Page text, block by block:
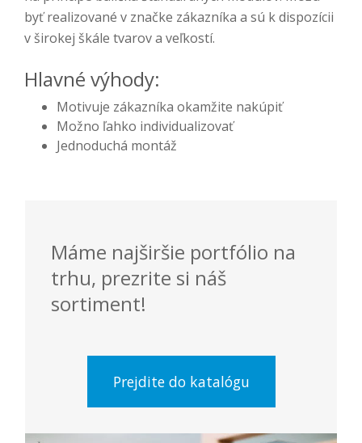
byť realizované v značke zákazníka a sú k dispozícii
v širokej škále tvarov a veľkostí.
Hlavné výhody:
Motivuje zákazníka okamžite nakúpiť
Možno ľahko individualizovať
Jednoduchá montáž
Máme najširšie portfólio na
trhu, prezrite si náš
sortiment!
Prejdite do katalógu